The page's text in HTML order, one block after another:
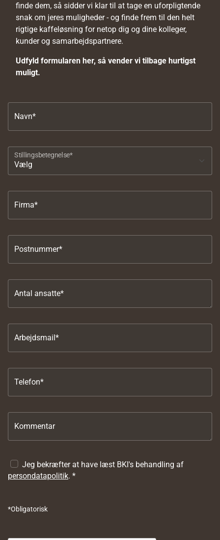
finde dem, så sidder vi klar til at tage en uforpligtende
snak om jeres muligheder - og finde frem til den helt
rigtige kaffeløsning for netop dig og dine kolleger,
kunder og samarbejdspartnere.
Udfyld formularen her, så vender vi tilbage hurtigst
muligt.
Navn*
Stillingsbetegnelse*
Firma*
Postnummer*
Antal ansatte*
Arbejdsmail*
Telefon*
Kommentar
Jeg bekræfter at have læst BKI's behandling af
persondatapolitik. *
*Obligatorisk